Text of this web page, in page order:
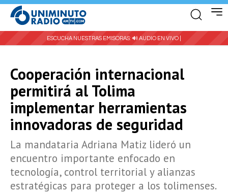
ESCUCHA NUESTRAS EMISORAS: 🔊 AUDIO EN VIVO |
Cooperación internacional
permitirá al Tolima
implementar herramientas
innovadoras de seguridad
La mandataria Adriana Matiz lideró un
encuentro importante enfocado en
tecnología, control territorial y alianzas
estratégicas para proteger a los tolimenses.